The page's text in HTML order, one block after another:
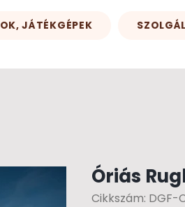
JÁTÉKGÉPEK
Óriás
Cikkszám: DGF-